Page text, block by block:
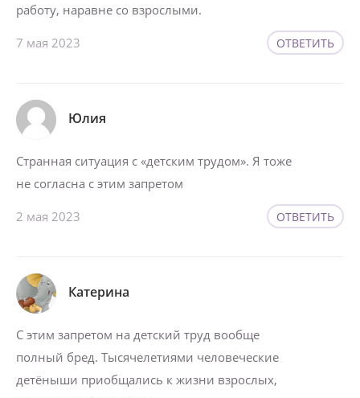
работу, наравне со взрослыми.
7 мая 2023 ОТВЕТИТЬ
Юлия
Странная ситуация с «детским трудом». Я тоже
не согласна с этим запретом
2 мая 2023 ОТВЕТИТЬ
Катерина
С этим запретом на детский труд вообще
полный бред. Тысячелетиями человеческие
детёныши приобщались к жизни взрослых,